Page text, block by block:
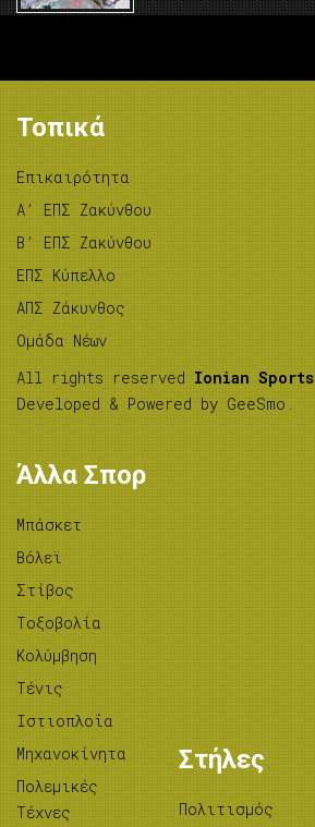
Τοπικά
Επικαιρότητα
A’ ΕΠΣ Ζακύνθου
B’ ΕΠΣ Ζακύνθου
ΕΠΣ Κύπελλο
ΑΠΣ Ζάκυνθος
Ομάδα Νέων
All rights reserved Ionian Sports
Developed & Powered by GeeSmo .
Άλλα Σπορ
Μπάσκετ
Βόλεϊ
Στίβος
Tοξοβολία
Κολύμβηση
Τένις
Ιστιοπλοΐα
Μηχανοκίνητα
Πολεμικές
Τέχνες
Στήλες
Πολιτισμός